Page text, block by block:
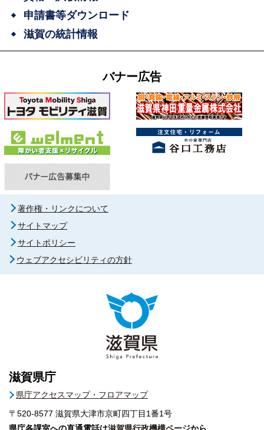
申請書等ダウンロード
滋賀の統計情報
バナー広告
著作権・リンクについて
サイトマップ
サイトポリシー
ウェブアクセシビリティの方針
滋賀県庁
県庁アクセスマップ・フロアマップ
〒520-8577 滋賀県大津市京町四丁目1番1号
県庁各課室への直通電話は滋賀県行政機構ページから